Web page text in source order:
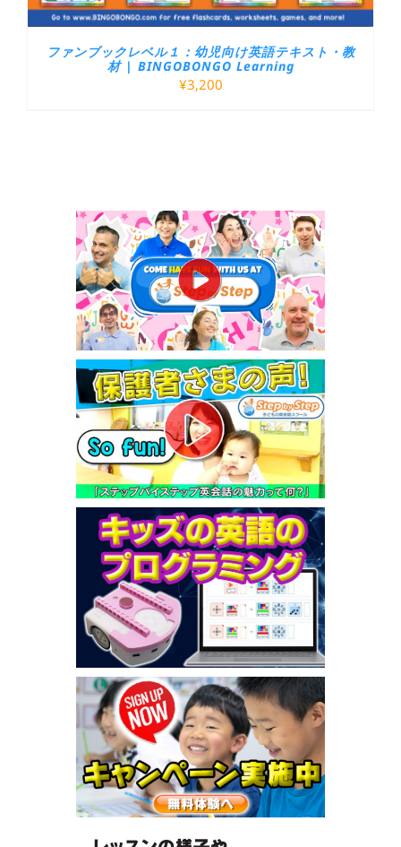
ファンブックレベル１：幼児向け英語テキスト・教
材 | BINGOBONGO Learning
¥3,200